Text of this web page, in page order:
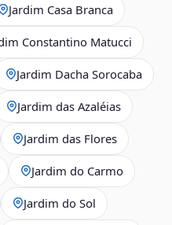
Jardim Casa Branca
Constantino Matucci
Jardim Dacha Sorocaba
Jardim das Azaléias
Jardim das Flores
Jardim do Carmo
Jardim do Sol